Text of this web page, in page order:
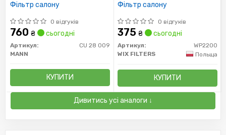
Фільтр салону
0 відгуків
760 ₴ сьогодні
Артикул:
CU 28 009
MANN
КУПИТИ
Фільтр салону
0 відгуків
375 ₴ сьогодні
Артикул:
WP2200
WIX FILTERS
Польща
КУПИТИ
Дивитись усі аналоги ↓